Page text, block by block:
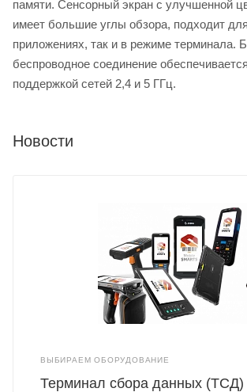
памяти. Сенсорный экран с улучшенной
имеет большие углы обзора, подходит
приложениях, так и в режиме терминала.
беспроводное соединение
поддержкой сетей 2,4 и 5 ГГц.
Новости
ВЫБИРАЕМ ОБОРУДОВАНИЕ
Терминал сбора данных (ТСД)